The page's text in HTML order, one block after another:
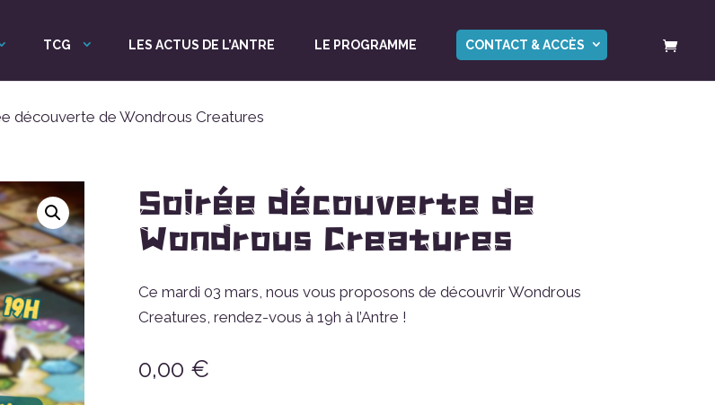
TCG LES ACTUS DE L’ANTRE LE PROGRAMME CONTACT & ACCÈS
découverte de Wondrous Creatures
Soirée découverte de
Wondrous Creatures
Ce mardi 03 mars, nous vous proposons de découvrir Wondrous
Creatures, rendez-vous à 19h à l’Antre !
0,00 €